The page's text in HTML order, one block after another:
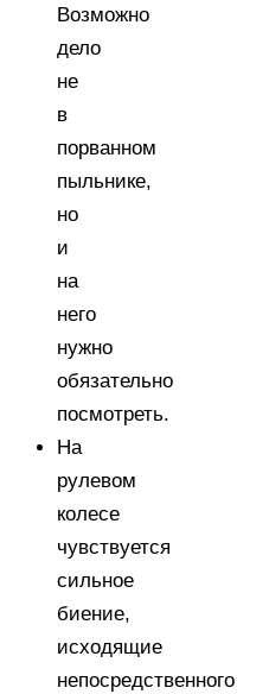
Возможно
дело
не
в
порванном
пыльнике,
но
и
на
него
нужно
обязательно
посмотреть.
На
рулевом
колесе
чувствуется
сильное
биение,
исходящие
непосредственного